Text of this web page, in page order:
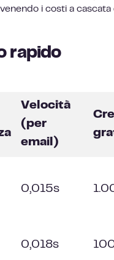
i costi a
rapido
Velocità
(per
email)
0,015s
0,018s